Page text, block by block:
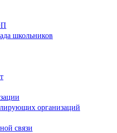
школьников
организаций
связи